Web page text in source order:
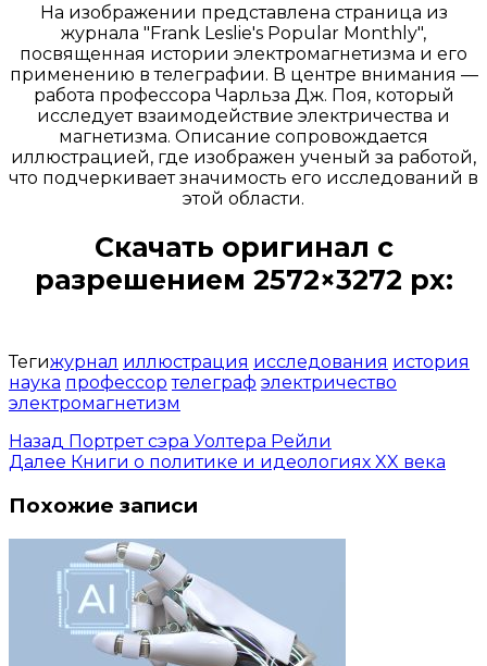
На изображении представлена страница из
журнала "Frank Leslie's Popular Monthly",
посвященная истории электромагнетизма и его
применению в телеграфии. В центре внимания —
работа профессора Чарльза Дж. Поя, который
исследует взаимодействие электричества и
магнетизма. Описание сопровождается
иллюстрацией, где изображен ученый за работой,
что подчеркивает значимость его исследований в
этой области.
Скачать оригинал с
разрешением 2572×3272 px:
Тегижурнал иллюстрация исследования история
наука профессор телеграф электричество
электромагнетизм
Назад Портрет сэра Уолтера Рейли
Далее Книги о политике и идеологиях XX века
Похожие записи